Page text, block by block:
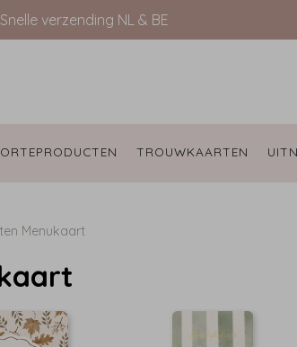
Snelle verzending NL & BE
TROUWKAARTEN
Menukaart